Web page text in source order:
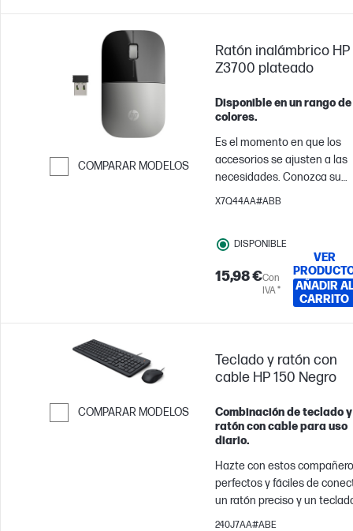
superficie en cualquier
momento.
COMPARAR MODELOS
Ratón inalámbrico HP
Z3700 plateado
Disponible en un rango de
colores.
Es el momento en que los
accesorios se ajusten a las
necesidades. Conozca su
nuevo ratón inalámbrico[1],
estilo único y elegante. Es
funcional. Es portátil. Está
de moda. Es para usted.
X7Q44AA#ABB
DISPONIBLE
15,98 €Con
IVA *
VER
AÑADIR AL
CARRITO
COMPARAR MODELOS
Teclado y ratón con
cable HP 150 Negro
Combinación de teclado y
ratón con cable para uso
diario.
Hazte con estos
perfectos y fáciles de
un ratón preciso y un
ergonómico con todas las
240J7AA#ABE